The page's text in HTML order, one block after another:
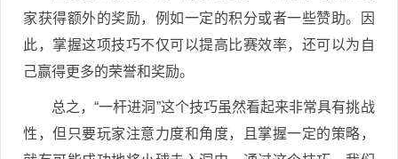
家获得额外的奖励，例如一定的积分或者一些赞助。因
此，掌握这项技巧不仅可以提高比赛效率，还可以为自
己赢得更多的荣誉和奖励。
总之，“一杆进洞”这个技巧虽然看起来非常具有挑战
性，但只要玩家注意力度和角度，且掌握一定的策略，